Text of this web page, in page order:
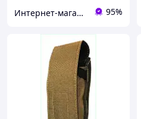
Интернет-магазин "Находка" 95%